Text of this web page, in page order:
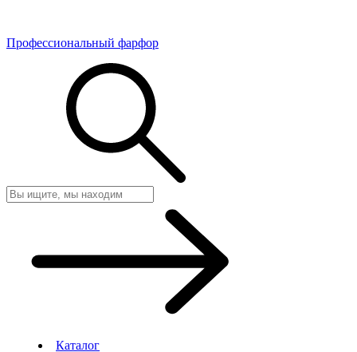
Профессиональный фарфор
Каталог